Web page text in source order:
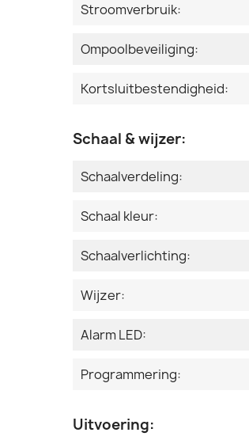
Stroomverbruik:
Ompoolbeveiliging:
Kortsluitbestendigheid:
Schaal & wijzer:
Schaalverdeling:
Schaal kleur:
Schaalverlichting:
Wijzer:
Alarm LED:
Programmering:
Uitvoering: